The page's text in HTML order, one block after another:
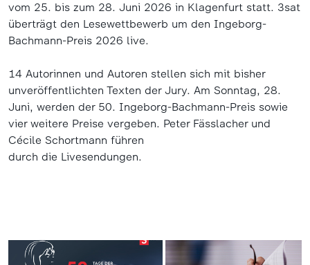
vom 25. bis zum 28. Juni 2026 in Klagenfurt statt. 3sat
überträgt den Lesewettbewerb um den Ingeborg-
Bachmann-Preis 2026 live.
14 Autorinnen und Autoren stellen sich mit bisher
unveröffentlichten Texten der Jury. Am Sonntag, 28.
Juni, werden der 50. Ingeborg-Bachmann-Preis sowie
vier weitere Preise vergeben. Peter Fässlacher und
Cécile Schortmann führen
durch die Livesendungen.